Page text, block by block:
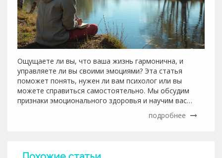
Ощущаете ли вы, что ваша жизнь гармонична, и
управляете ли вы своими эмоциями? Эта статья
поможет понять, нужен ли вам психолог или вы
можете справиться самостоятельно. Мы обсудим
признаки эмоционального здоровья и научим вас
состояние. Узнайте, когда стоит обратиться к
подробнее